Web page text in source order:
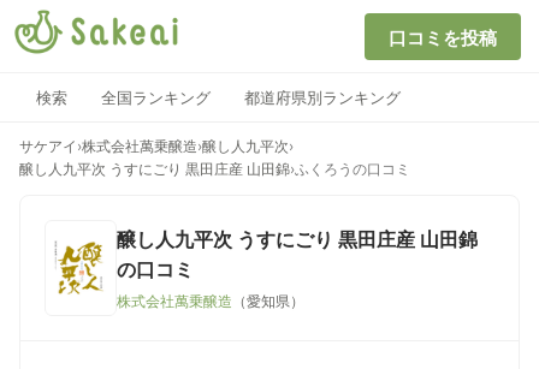
口コミを投稿
検索 全国ランキング 都道府県別ランキング
サケアイ ›株式会社萬乗醸造›醸し人九平次›
醸し人九平次 うすにごり 黒田庄産 山田錦›ふくろうの口コミ
醸し人九平次 うすにごり 黒田庄産 山田錦
の口コミ
株式会社萬乗醸造 （愛知県）